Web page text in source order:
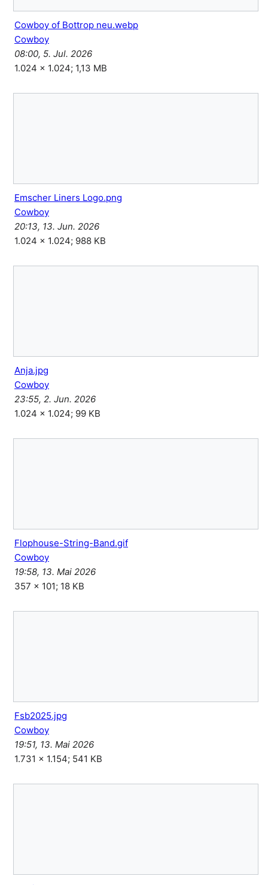
Cowboy of Bottrop neu.webp
Cowboy
08:00, 5. Jul. 2026
1.024 × 1.024; 1,13 MB
Emscher Liners Logo.png
Cowboy
20:13, 13. Jun. 2026
1.024 × 1.024; 988 KB
Anja.jpg
Cowboy
23:55, 2. Jun. 2026
1.024 × 1.024; 99 KB
Flophouse-String-Band.gif
Cowboy
19:58, 13. Mai 2026
357 × 101; 18 KB
Fsb2025.jpg
Cowboy
19:51, 13. Mai 2026
1.731 × 1.154; 541 KB